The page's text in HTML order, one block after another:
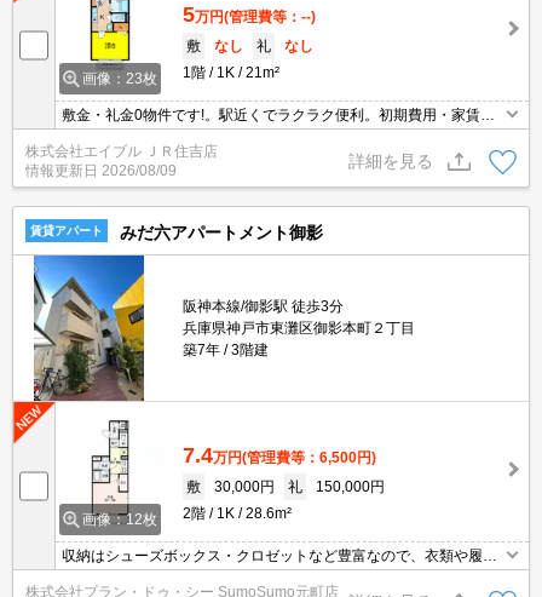
画像：23枚
5万円(管理費等：--)
敷
なし 礼
なし
1階
1K 21m²
敷金・礼金0物件です!。駅近くでラクラク便利。初期費用・家賃カ
ード払い可。安心の24時間管理。当店のみの限定募集。インターネ
ット無料で使い放題。買い物便利な立地ですよ～!!。引越指定業者あ
り。
株式会社エイブル ＪＲ住吉店
情報更新日 2026/08/09
詳細を見る
賃貸アパート みだ六アパートメント御影
阪神本線/御影駅 徒歩3分
兵庫県神戸市東灘区御影本町２丁目
築7年
3階建
画像：12枚
7.4万円(管理費等：6,500円)
敷
30,000円 礼
150,000円
2階
1K 28.6m²
収納はシューズボックス・クロゼットなど豊富なので、衣類や履き
物の整理がしやすく便利です。室内設備は洗面所独立・浴室乾燥機
株式会社プラン・ドゥ・シー SumoSumo元町店